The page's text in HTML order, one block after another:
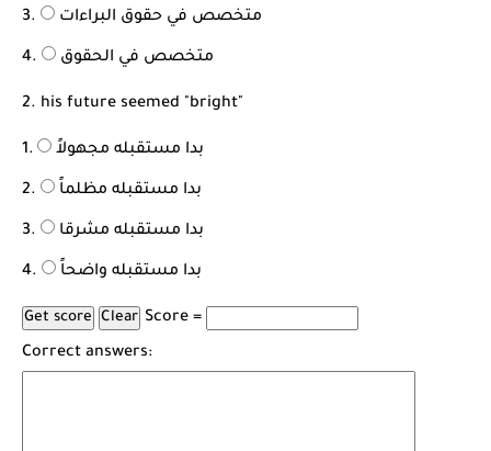
متخصص في حقوق البراءات
متخصص في الحقوق
2. his future seemed "bright"
بدا مستقبله مجهولاً
بدا مستقبله مظلماً
بدا مستقبله مشرقا
بدا مستقبله واضحاً
Score =
Correct answers: